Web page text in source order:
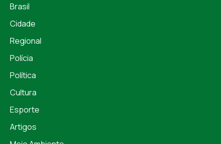
Brasil
Cidade
Regional
Polícia
Política
Cultura
Esporte
Artigos